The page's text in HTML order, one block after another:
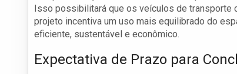
Isso possibilitará que os veículos de transporte
projeto incentiva um uso mais equilibrado do
eficiente, sustentável e econômico.
Expectativa de Prazo para